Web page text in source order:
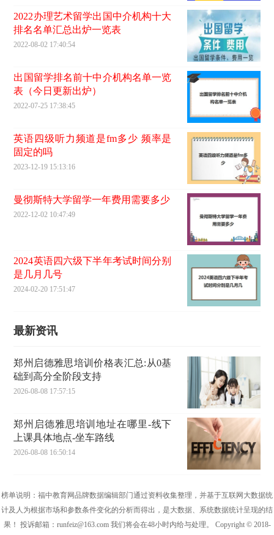
2022办理艺术留学出国中介机构十大
排名名单汇总出炉一览表
2022-08-02 17:40:54
出国留学排名前十中介机构名单一览
表（今日更新出炉）
2022-07-25 17:38:45
英语四级听力频道是fm多少 频率是
固定的吗
2023-12-19 15:13:16
曼彻斯特大学留学一年费用需要多少
2022-12-02 10:47:49
2024英语四六级下半年考试时间分别
是几月几号
2024-02-20 17:51:47
最新资讯
郑州启德雅思培训价格表汇总:从0基
础到高分全阶段支持
2026-08-08 17:57:15
郑州启德雅思培训地址在哪里-线下
上课具体地点-坐车路线
2026-08-08 16:50:14
榜单说明：福中教育网品牌数据编辑部门通过资料收集整理，并基于互联网大数据统
计及人为根据市场和参数条件变化的分析而得出，是大数据、系统数据统计呈现的结
果！ 投诉邮箱：runfeiz@163.com 我们将会在48小时内给与处理。 Copyright © 2018-